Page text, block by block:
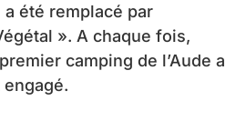
été remplacé par
». A chaque fois,
camping de l’Aude a